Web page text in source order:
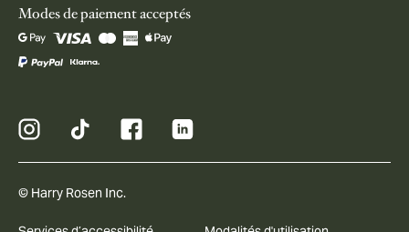
Modes de paiement acceptés
© Harry Rosen Inc.